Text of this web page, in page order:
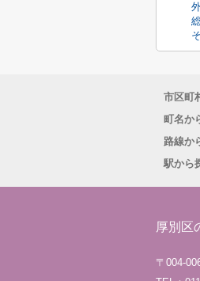
市区町
町名か
路線か
駅から
厚別区
〒004-